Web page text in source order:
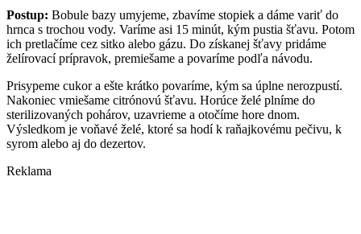
Postup: Bobule bazy umyjeme, zbavíme stopiek a dáme variť do
hrnca s trochou vody. Varíme asi 15 minút, kým pustia šťavu. Potom
ich pretlačíme cez sitko alebo gázu. Do získanej šťavy pridáme
želírovací prípravok, premiešame a povaríme podľa návodu.
Prisypeme cukor a ešte krátko povaríme, kým sa úplne nerozpustí.
Nakoniec vmiešame citrónovú šťavu. Horúce želé plníme do
sterilizovaných pohárov, uzavrieme a otočíme hore dnom.
Výsledkom je voňavé želé, ktoré sa hodí k raňajkovému pečivu, k
syrom alebo aj do dezertov.
Reklama